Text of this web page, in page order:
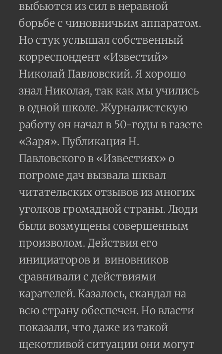
выбьются из сил в неравной
борьбе с чиновничьим аппаратом.
Но стук услышал собственный
корреспондент «Известий»
Николай Павловский. Я хорошо
знал Николая, так как мы учились
в одной школе. Журналистскую
работу он начал в 50-годы в газете
«Заря». Публикация Н.
Павловского в «Известиях» о
погроме дач вызвала шквал
читательских отзывов из многих
уголков громадной страны. Люди
были возмущены совершенным
произволом. Действия его
инициаторов и виновников
сравнивали с действиями
карателей. Казалось, скандал на
всю страну обеспечен. Но власти
показали, что даже из такой
щекотливой ситуации они могут